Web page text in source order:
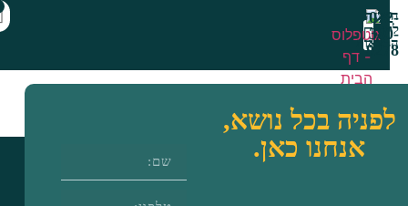
וינברג
בכל נושא,
אנחנו כאן.